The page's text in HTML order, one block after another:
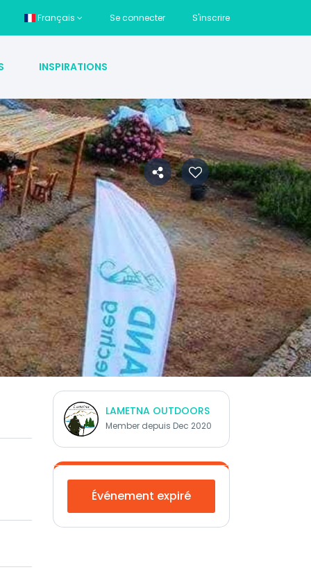
Français Se connecter S'inscrire
INSPIRATIONS
LAMETNA OUTDOORS
Member depuis Dec 2020
Événement expiré